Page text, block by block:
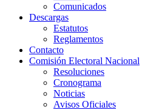
Comunicados
Descargas
Estatutos
Reglamentos
Contacto
Comisión Electoral Nacional
Resoluciones
Cronograma
Noticias
Avisos Oficiales